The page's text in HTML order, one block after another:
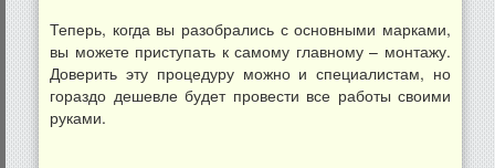
Теперь, когда вы разобрались с основными марками,
вы можете приступать к самому главному – монтажу.
Доверить эту процедуру можно и специалистам, но
гораздо дешевле будет провести все работы своими
руками.